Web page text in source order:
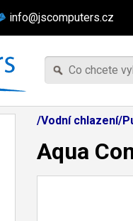
info@jscomputers.cz
/Vodní chlazení/
Aqua